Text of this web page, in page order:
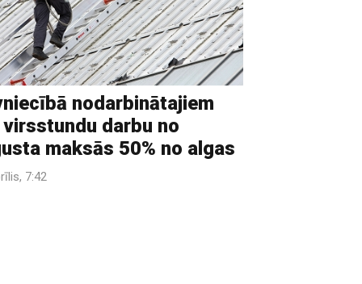
nodarbinātajiem
darbu no
maksās 50% no algas
7:42